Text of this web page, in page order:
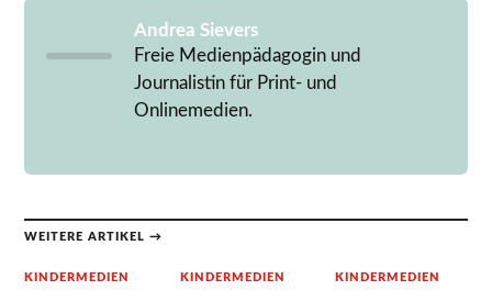
Andrea Sievers
Freie Medienpädagogin und
Journalistin für Print- und
Onlinemedien.
WEITERE ARTIKEL →
KINDERMEDIEN KINDERMEDIEN KINDERMEDIEN